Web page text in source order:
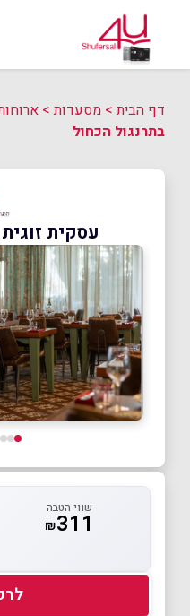
דף הבית> מסעדות>
בתרנגול הכחול
עסקית
שווי הטבה
₪311